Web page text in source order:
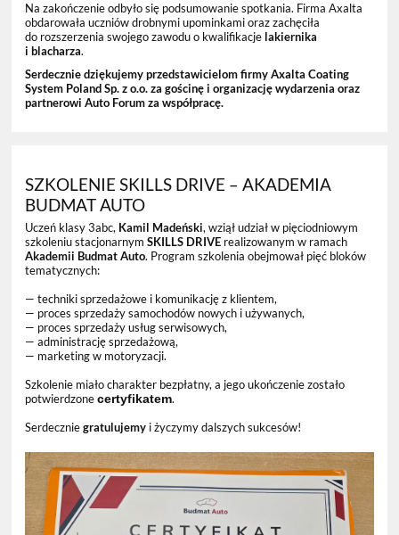
Na zakończenie odbyło się podsumowanie spotkania. Firma Axalta
obdarowała uczniów drobnymi upominkami oraz zachęciła
do rozszerzenia swojego zawodu o kwalifikacje lakiernika
i blacharza.
Serdecznie dziękujemy przedstawicielom firmy Axalta Coating
System Poland Sp. z o.o. za gościnę i organizację wydarzenia oraz
partnerowi Auto Forum za współpracę.
SZKOLENIE SKILLS DRIVE – AKADEMIA
BUDMAT AUTO
Uczeń klasy 3abc, Kamil Madeński, wziął udział w pięciodniowym
szkoleniu stacjonarnymSKILLS DRIVE realizowanym w ramach
Akademii Budmat Auto. Program szkolenia obejmował pięć bloków
tematycznych:
— techniki sprzedażowe i komunikację z klientem,
— proces sprzedaży samochodów nowych i używanych,
— proces sprzedaży usług serwisowych,
— administrację sprzedażową,
— marketing w motoryzacji.
Szkolenie miało charakter bezpłatny, a jego ukończenie zostało
potwierdzonecertyfikatem.
Serdeczniegratulujemy i życzymy dalszych sukcesów!